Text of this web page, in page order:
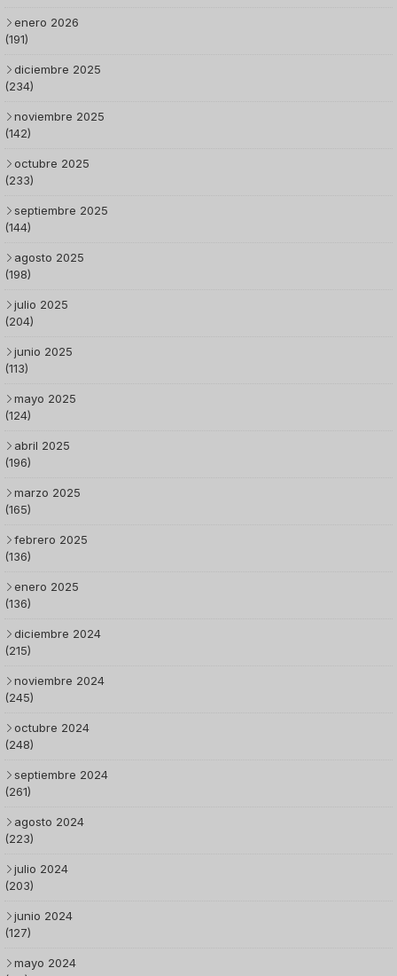
enero 2026
(191)
diciembre 2025
(234)
noviembre 2025
(142)
octubre 2025
(233)
septiembre 2025
(144)
agosto 2025
(198)
julio 2025
(204)
junio 2025
(113)
mayo 2025
(124)
abril 2025
(196)
marzo 2025
(165)
febrero 2025
(136)
enero 2025
(136)
diciembre 2024
(215)
noviembre 2024
(245)
octubre 2024
(248)
septiembre 2024
(261)
agosto 2024
(223)
julio 2024
(203)
junio 2024
(127)
mayo 2024